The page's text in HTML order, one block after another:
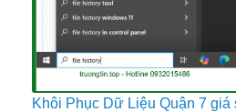
Khôi Phục Dữ Liệu Quận 7